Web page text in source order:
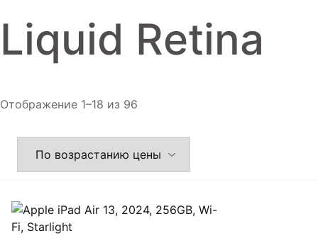
Аксессуары
Liquid Retina
Отображение 1–18 из 96